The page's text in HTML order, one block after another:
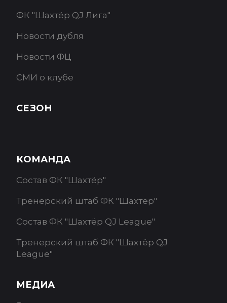
ФК "Шахтёр QJ Лига"
Новости дубля
Новости ФЦ
СМИ о клубе
СЕЗОН
КОМАНДА
Состав ФК "Шахтёр"
Тренерский штаб ФК "Шахтёр"
Состав ФК "Шахтёр QJ League"
Тренерский штаб ФК "Шахтёр QJ
League"
МЕДИА